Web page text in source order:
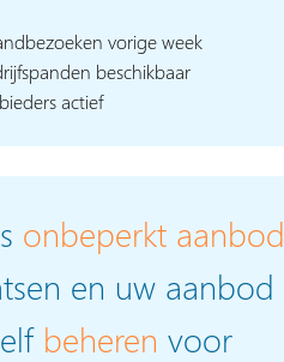
vorige week
beschikbaar
actief
onbeperkt aanbod
en uw aanbod
beheren voor